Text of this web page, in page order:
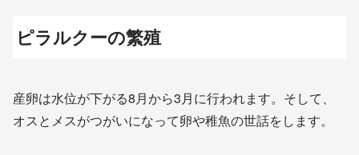
ピラルクーの繁殖
産卵は水位が下がる8月から3月に行われます。そして、
オスとメスがつがいになって卵や稚魚の世話をします。